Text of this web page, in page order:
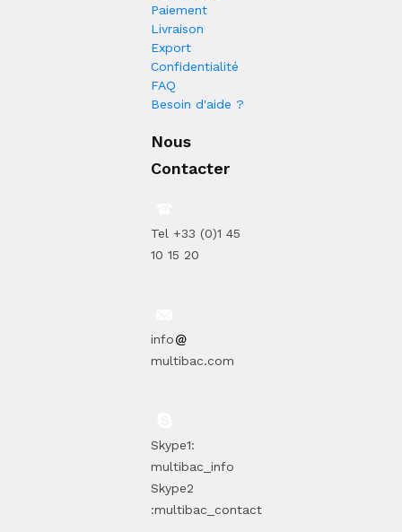
Paiement
Livraison
Export
Confidentialité
FAQ
Besoin d'aide ?
Nous
Contacter
Tel +33 (0)1 45
10 15 20
info
multibac.com
Skype1:
multibac_info
Skype2
:multibac_contact